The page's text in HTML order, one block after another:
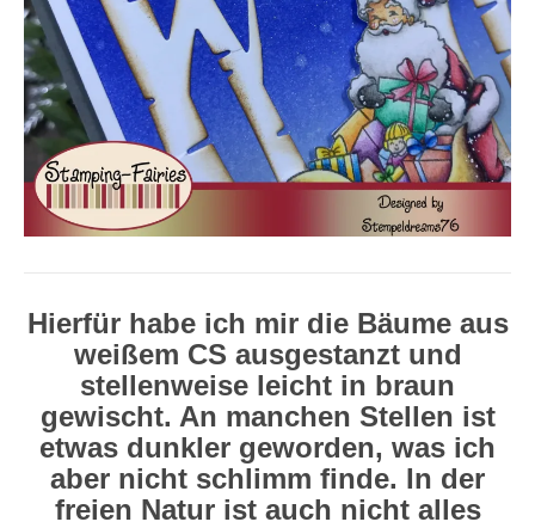
Hierfür habe ich mir die Bäume aus
weißem CS ausgestanzt und
stellenweise leicht in braun
gewischt. An manchen Stellen ist
etwas dunkler geworden, was ich
aber nicht schlimm finde. In der
freien Natur ist auch nicht alles